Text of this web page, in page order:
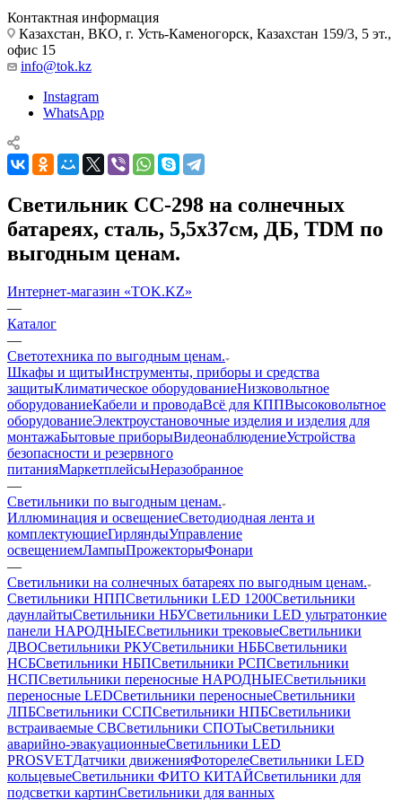
Контактная информация
Казахстан, ВКО, г. Усть-Каменогорск, Казахстан 159/3, 5 эт.,
офис 15
info@tok.kz
Instagram
WhatsApp
Светильник СС-298 на солнечных
батареях, сталь, 5,5х37cм, ДБ, TDM по
выгодным ценам.
Интернет-магазин «TOK.KZ»
—
Каталог
—
Светотехника по выгодным ценам.
Шкафы и щитыИнструменты, приборы и средства
защитыКлиматическое оборудованиеНизковольтное
оборудованиеКабели и проводаВсё для КППВысоковольтное
оборудованиеЭлектроустановочные изделия и изделия для
монтажаБытовые приборыВидеонаблюдениеУстройства
безопасности и резервного
питанияМаркетплейсыНеразобранное
—
Светильники по выгодным ценам.
Иллюминация и освещениеСветодиодная лента и
комплектующиеГирляндыУправление
освещениемЛампыПрожекторыФонари
—
Светильники на солнечных батареях по выгодным ценам.
Светильники НППСветильники LED 1200Светильники
даунлайтыСветильники НБУСветильники LED ультратонкие
панели НАРОДНЫЕСветильники трековыеСветильники
ДВОСветильники РКУСветильники НББСветильники
НСБСветильники НБПСветильники РСПСветильники
НСПСветильники переносные НАРОДНЫЕСветильники
переносные LEDСветильники переносныеСветильники
ЛПБСветильники ССПСветильники НПБСветильники
встраиваемые СВСветильники СПОТыСветильники
аварийно-эвакуационныеСветильники LED
PROSVETДатчики движенияФоторелеСветильники LED
кольцевыеСветильники ФИТО КИТАЙСветильники для
подсветки картинСветильники для ванных